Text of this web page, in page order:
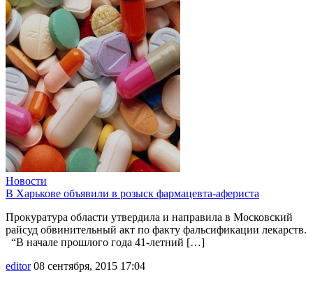
Новости
В Харькове объявили в розыск фармацевта-афериста
Прокуратура области утвердила и направила в Московский
райсуд обвинительный акт по факту фальсификации лекарств.
“В начале прошлого года 41-летний […]
editor 08 сентября, 2015 17:04